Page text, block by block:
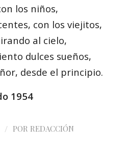
los niños,
con los viejitos,
al cielo,
dulces sueños,
desde el principio.
1954
/ POR REDACCIÓN